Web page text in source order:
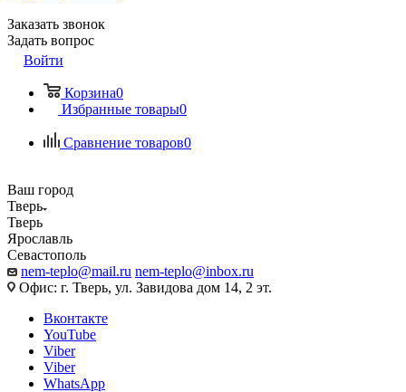
Заказать звонок
Задать вопрос
Войти
Корзина0
Избранные товары0
Сравнение товаров0
Ваш город
Тверь
Тверь
Ярославль
Севастополь
nem-teplo@mail.ru nem-teplo@inbox.ru
Офис: г. Тверь, ул. Завидова дом 14, 2 эт.
Вконтакте
YouTube
Viber
Viber
WhatsApp